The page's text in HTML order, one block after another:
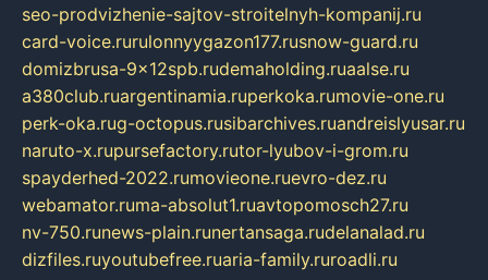
seo-prodvizhenie-sajtov-stroitelnyh-kompanij.ru
card-voice.rurulonnyygazon177.rusnow-guard.ru
domizbrusa-9x12spb.rudemaholding.ruaalse.ru
a380club.ruargentinamia.ruperkoka.rumovie-one.ru
perk-oka.rug-octopus.rusibarchives.ruandreislyusar.ru
naruto-x.rupursefactory.rutor-lyubov-i-grom.ru
spayderhed-2022.rumovieone.ruevro-dez.ru
webamator.ruma-absolut1.ruavtopomosch27.ru
nv-750.runews-plain.runertansaga.rudelanalad.ru
dizfiles.ruyoutubefree.ruaria-family.ruroadli.ru